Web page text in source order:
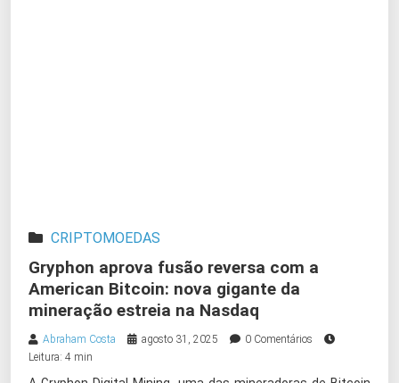
CRIPTOMOEDAS
Gryphon aprova fusão reversa com a
American Bitcoin: nova gigante da
mineração estreia na Nasdaq
Abraham Costa agosto 31, 2025
0 Comentários
Leitura: 4 min